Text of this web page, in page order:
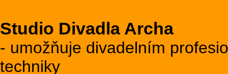
Studio Divadla Archa
- umožňuje divadelním
techniky